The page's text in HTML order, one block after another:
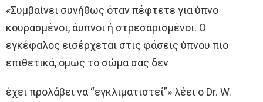
«Συμβαίνει συνήθως όταν πέφτετε για ύπνο
κουρασμένοι, άυπνοι ή στρεσαρισμένοι. Ο
εγκέφαλος εισέρχεται στις φάσεις ύπνου πιο
επιθετικά, όμως το σώμα σας δεν
έχει προλάβει να “εγκλιματιστεί”» λέει ο Dr. W.